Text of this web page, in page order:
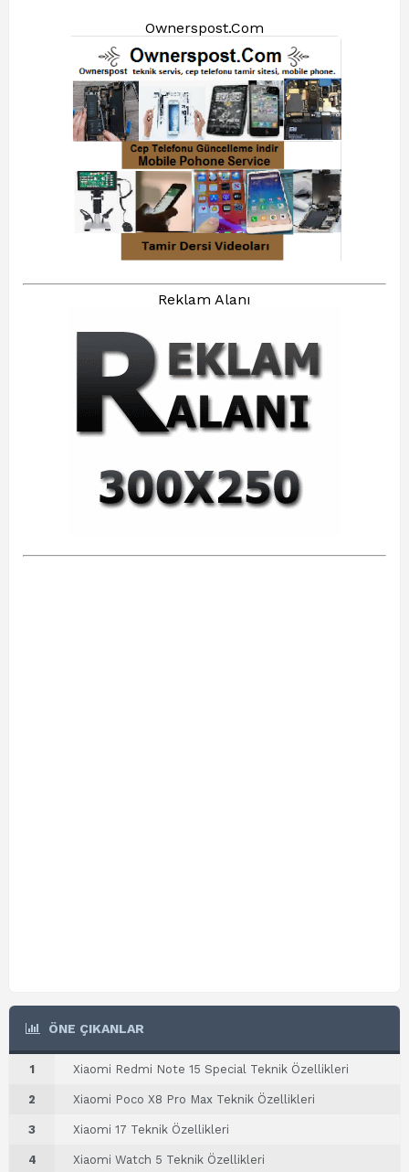
Ownerspost.Com
Reklam Alanı
ÖNE ÇIKANLAR
1 Xiaomi Redmi Note 15 Special Teknik Özellikleri
2 Xiaomi Poco X8 Pro Max Teknik Özellikleri
3 Xiaomi 17 Teknik Özellikleri
4 Xiaomi Watch 5 Teknik Özellikleri